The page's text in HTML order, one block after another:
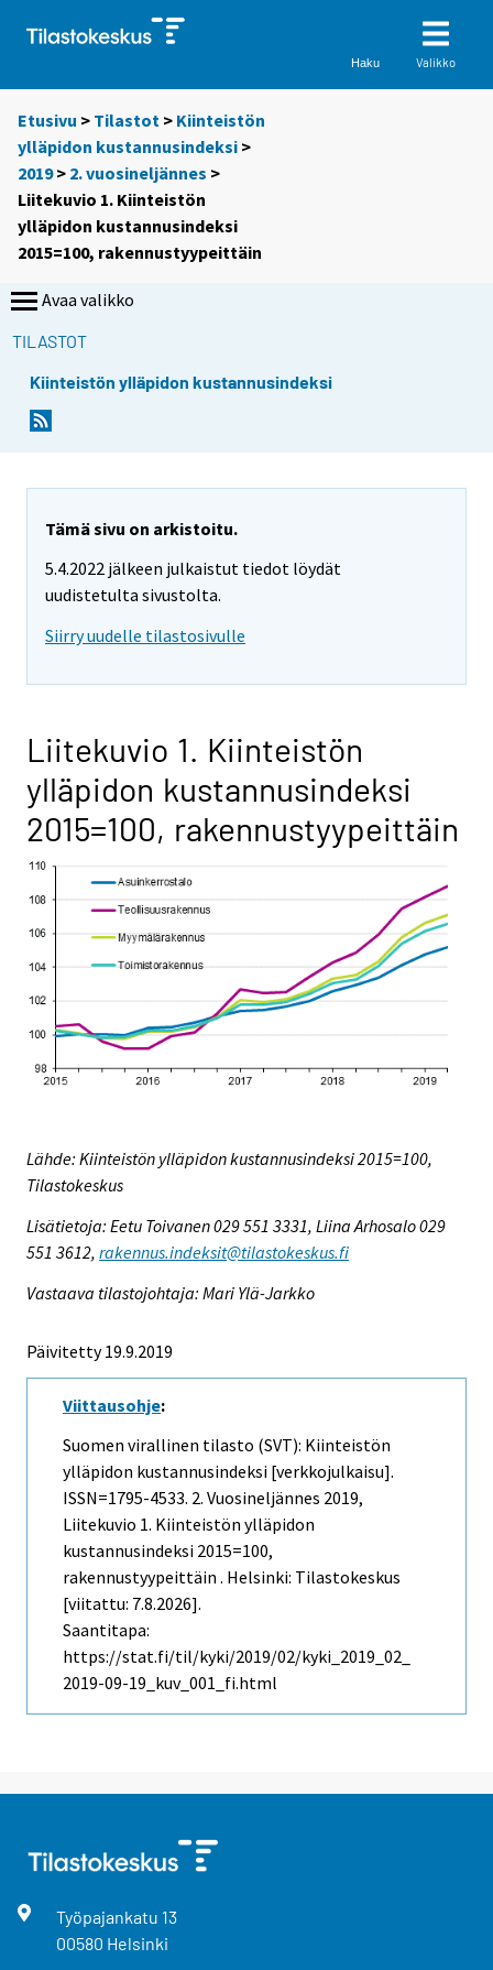
Haku Valikko
Etusivu > Tilastot > Kiinteistön
ylläpidon kustannusindeksi >
2019> 2. vuosineljännes >
Liitekuvio 1. Kiinteistön
ylläpidon kustannusindeksi
2015=100, rakennustyypeittäin
Avaa valikko
TILASTOT
Kiinteistön ylläpidon kustannusindeksi
Tämä sivu on arkistoitu.
5.4.2022 jälkeen julkaistut tiedot löydät
uudistetulta sivustolta.
Siirry uudelle tilastosivulle
Liitekuvio 1. Kiinteistön
ylläpidon kustannusindeksi
2015=100, rakennustyypeittäin
Lähde: Kiinteistön ylläpidon kustannusindeksi 2015=100,
Tilastokeskus
Lisätietoja: Eetu Toivanen 029 551 3331, Liina Arhosalo 029
551 3612, rakennus.indeksit@tilastokeskus.fi
Vastaava tilastojohtaja: Mari Ylä-Jarkko
Päivitetty 19.9.2019
Viittausohje:
Suomen virallinen tilasto (SVT): Kiinteistön
ylläpidon kustannusindeksi [verkkojulkaisu].
ISSN=1795-4533. 2. Vuosineljännes 2019,
Liitekuvio 1. Kiinteistön ylläpidon
kustannusindeksi 2015=100,
rakennustyypeittäin . Helsinki: Tilastokeskus
[viitattu: 7.8.2026].
Saantitapa:
https://stat.fi/til/kyki/2019/02/kyki_2019_02_
2019-09-19_kuv_001_fi.html
Työpajankatu 13
00580 Helsinki